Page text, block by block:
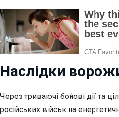
Наслідки
Через триваючі бойові дії та
російських військ на